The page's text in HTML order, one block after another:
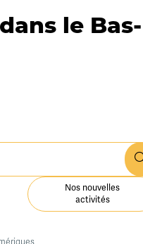
le Bas-
Nos nouvelles
activités